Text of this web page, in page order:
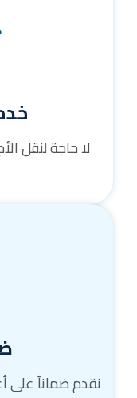
لا حاجة لنقل
نقدم ضماناً على